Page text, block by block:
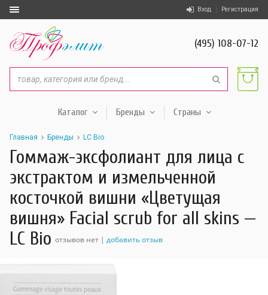
Вход Регистрация
(495) 108-07-12
Каталог Бренды Страны
Главная Бренды LC Bio
Гоммаж-эксфолиант для лица с
экстрактом и измельченной
косточкой вишни «Цветущая
вишня» Facial scrub for all skins —
LC Bio отзывов нет | добавить отзыв